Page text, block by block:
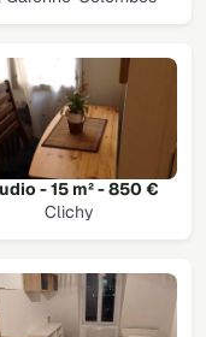
- 15 m² - 850 €
Clichy